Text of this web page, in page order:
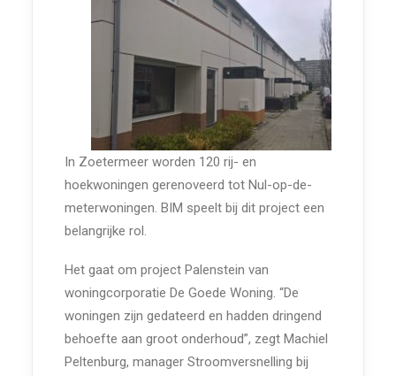
In Zoetermeer worden 120 rij- en
hoekwoningen gerenoveerd tot Nul-op-de-
meterwoningen. BIM speelt bij dit project een
belangrijke rol.
Het gaat om project Palenstein van
woningcorporatie De Goede Woning. “De
woningen zijn gedateerd en hadden dringend
behoefte aan groot onderhoud”, zegt Machiel
Peltenburg, manager Stroomversnelling bij